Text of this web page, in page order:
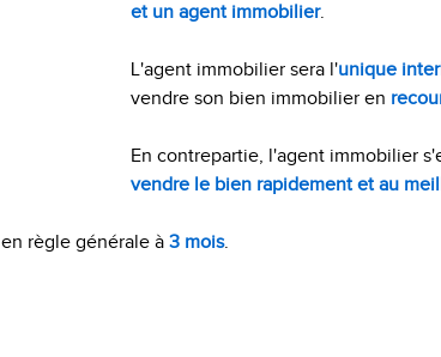
et un agent immobilier.
L'agent immobilier sera l'unique
vendre son bien immobilier en
En contrepartie, l'agent immobilier
vendre le bien rapidement et au
en règle générale à 3 mois.